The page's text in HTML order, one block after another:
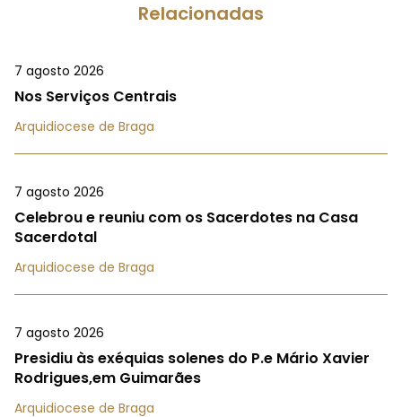
Relacionadas
7 agosto 2026
Nos Serviços Centrais
Arquidiocese de Braga
7 agosto 2026
Celebrou e reuniu com os Sacerdotes na Casa
Sacerdotal
Arquidiocese de Braga
7 agosto 2026
Presidiu às exéquias solenes do P.e Mário Xavier
Rodrigues,em Guimarães
Arquidiocese de Braga